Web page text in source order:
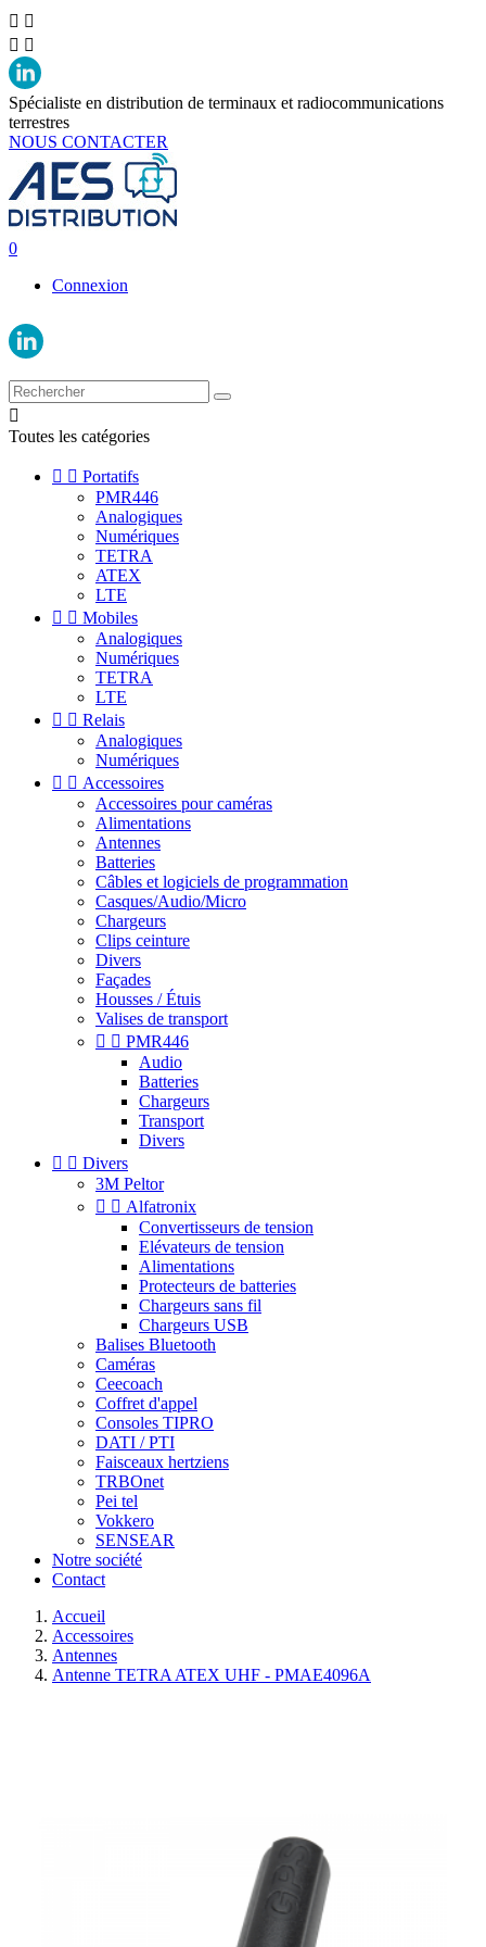
 
 
Spécialiste en distribution de terminaux et radiocommunications
terrestres
NOUS CONTACTER
0
Connexion

Toutes les catégories
  Portatifs
PMR446
Analogiques
Numériques
TETRA
ATEX
LTE
  Mobiles
Analogiques
Numériques
TETRA
LTE
  Relais
Analogiques
Numériques
  Accessoires
Accessoires pour caméras
Alimentations
Antennes
Batteries
Câbles et logiciels de programmation
Casques/Audio/Micro
Chargeurs
Clips ceinture
Divers
Façades
Housses / Étuis
Valises de transport
  PMR446
Audio
Batteries
Chargeurs
Transport
Divers
  Divers
3M Peltor
  Alfatronix
Convertisseurs de tension
Elévateurs de tension
Alimentations
Protecteurs de batteries
Chargeurs sans fil
Chargeurs USB
Balises Bluetooth
Caméras
Ceecoach
Coffret d'appel
Consoles TIPRO
DATI / PTI
Faisceaux hertziens
TRBOnet
Pei tel
Vokkero
SENSEAR
Notre société
Contact
Accueil
Accessoires
Antennes
Antenne TETRA ATEX UHF - PMAE4096A